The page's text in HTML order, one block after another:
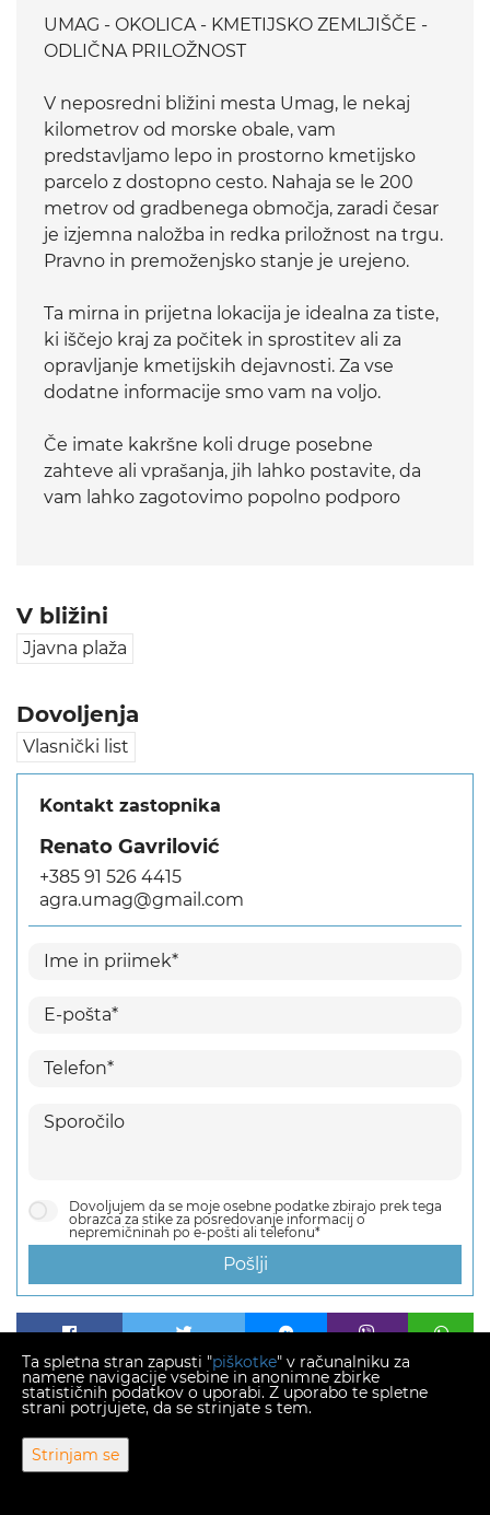
UMAG - OKOLICA - KMETIJSKO ZEMLJIŠČE -
ODLIČNA PRILOŽNOST
V neposredni bližini mesta Umag, le nekaj
kilometrov od morske obale, vam
predstavljamo lepo in prostorno kmetijsko
parcelo z dostopno cesto. Nahaja se le 200
metrov od gradbenega območja, zaradi česar
je izjemna naložba in redka priložnost na trgu.
Pravno in premoženjsko stanje je urejeno.
Ta mirna in prijetna lokacija je idealna za tiste,
ki iščejo kraj za počitek in sprostitev ali za
opravljanje kmetijskih dejavnosti. Za vse
dodatne informacije smo vam na voljo.
Če imate kakršne koli druge posebne
zahteve ali vprašanja, jih lahko postavite, da
vam lahko zagotovimo popolno podporo
V bližini
Jjavna plaža
Dovoljenja
Vlasnički list
Kontakt zastopnika
Renato Gavrilović
+385 91 526 4415
agra.umag@gmail.com
Dovoljujem da se moje osebne podatke zbirajo prek tega
obrazca za stike za posredovanje informacij o
nepremičninah po e-pošti ali telefonu*
Pošlji
Fiksni menjalni tečaj 1 EUR = 7,53450 HRK
Web Design & Powered by
Ta spletna stran zapusti "piškotke" v računalniku za
namene navigacije vsebine in anonimne zbirke
statističnih podatkov o uporabi. Z uporabo te spletne
strani potrjujete, da se strinjate s tem.
Strinjam se